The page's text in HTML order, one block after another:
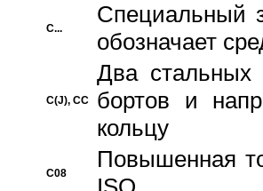
C...
Специальный
обозначает
C(J), CC
Два стальных
бортов и
кольцу
C08
Повышенная